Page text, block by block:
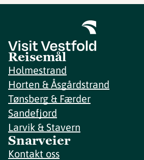
Reisemål
Holmestrand
Horten & Åsgårdstrand
Tønsberg & Færder
Sandefjord
Larvik & Stavern
Snarveier
Kontakt oss